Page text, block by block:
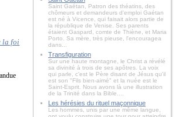
la foi
Saint Gaétan, Patron des théatins, des
chômeurs et demandeurs d'emploi Gaétan
est né à Vicence, qui faisait alors partie de
la république de Venise. Ses parents
étaient Gaspard, comte de Thiène, et Maria
Porto. Sa mère, très pieuse, l'encouragea
dans...
Transfiguration
Sur une haute montagne, le Christ a révélé
sa divinité à trois de ses apôtres. La voix
qui parle, c'est le Père disant de Jésus qu'il
est son "Fils bien-aimé" et la nuée est le
Saint-Esprit. Nous avons là une illustration
de la Trinité dans la Bible....
Les hérésies du rituel maçonnique
Les hommes, unis par une même langue,